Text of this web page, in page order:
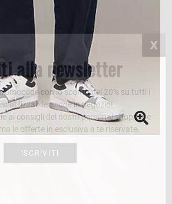
alla newsletter
con lo sconto del 20% su tutti i
utilizzabile anche in negozio!
ai consigli dei nostri personal shopper e
le offerte in esclusiva a te riservate.
ISCRIVITI